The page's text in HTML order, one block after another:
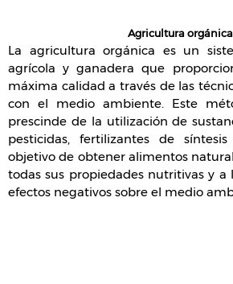
Agricultura orgánica
La agricultura orgánica es un
agrícola y ganadera que
máxima calidad a través de las
con el medio ambiente. Este
prescinde de la utilización de
pesticidas, fertilizantes de
objetivo de obtener alimentos
todas sus propiedades nutritivas y
efectos negativos sobre el medio